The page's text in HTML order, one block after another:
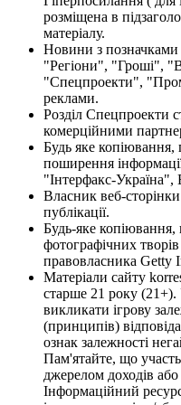
розміщена в
матеріалу.
Новини з
"Регіони", "Гроші",
"Спецпроекти",
реклами.
Розділ Спецпроекти
комерційними
Будь яке копіювання,
поширення
"Інтерфакс-Україна",
Власник веб-
публікації.
Будь-яке копіювання,
фотографічних творів
правовласника Getty
Матеріали сайту
старше 21 року (21+).
викликати ігрову
(принципів)
ознак залежності
Пам'ятайте, що
джерелом доходів
Інформаційний